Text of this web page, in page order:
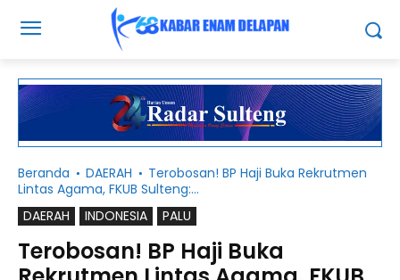
Beranda DAERAH
Terobosan! BP Haji Buka Rekrutmen
Lintas Agama, FKUB Sulteng:...
DAERAH
INDONESIA PALU
Terobosan! BP Haji Buka